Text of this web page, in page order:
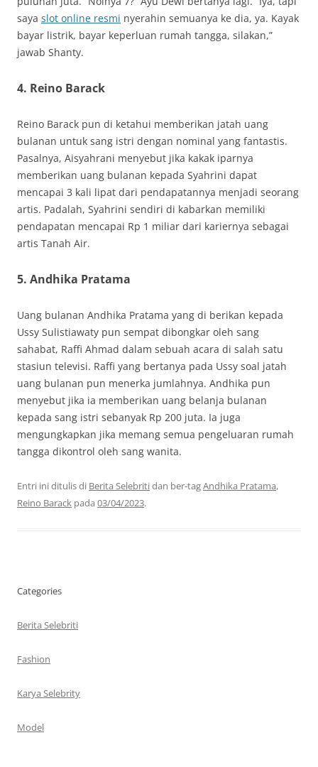
saya slot online resmi nyerahin semuanya ke dia, ya. Kayak
bayar listrik, bayar keperluan rumah tangga, silakan,”
jawab Shanty.
4. Reino Barack
Reino Barack pun di ketahui memberikan jatah uang
bulanan untuk sang istri dengan nominal yang fantastis.
Pasalnya, Aisyahrani menyebut jika kakak iparnya
memberikan uang bulanan kepada Syahrini dapat
mencapai 3 kali lipat dari pendapatannya menjadi seorang
artis. Padalah, Syahrini sendiri di kabarkan memiliki
pendapatan mencapai Rp 1 miliar dari kariernya sebagai
artis Tanah Air.
5. Andhika Pratama
Uang bulanan Andhika Pratama yang di berikan kepada
Ussy Sulistiawaty pun sempat dibongkar oleh sang
sahabat, Raffi Ahmad dalam sebuah acara di salah satu
stasiun televisi. Raffi yang bertanya pada Ussy soal jatah
uang bulanan pun menerka jumlahnya. Andhika pun
menyebut jika ia memberikan uang belanja bulanan
kepada sang istri sebanyak Rp 200 juta. Ia juga
mengungkapkan jika memang semua pengeluaran rumah
tangga dikontrol oleh sang wanita.
Entri ini ditulis di Berita Selebritidan ber-tagAndhika Pratama,
Reino Barack pada 03/04/2023.
Categories
Berita Selebriti
Fashion
Karya Selebrity
Model